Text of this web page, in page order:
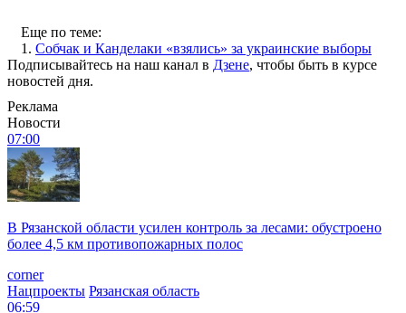
Еще по теме:
1. Собчак и Канделаки «взялись» за украинские выборы
Подписывайтесь на наш канал в Дзене, чтобы быть в курсе
новостей дня.
Реклама
Новости
07:00
В Рязанской области усилен контроль за лесами: обустроено
более 4,5 км противопожарных полос
corner
Нацпроекты Рязанская область
06:59